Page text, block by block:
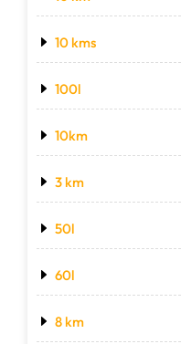
10 kms
100l
10km
3 km
50l
60l
8 km